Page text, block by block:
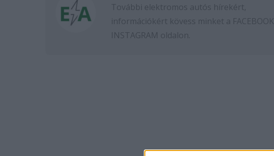
További elektromos autós hírekért,
információkért kövess minket a FACEBOOK
INSTAGRAM oldalon.